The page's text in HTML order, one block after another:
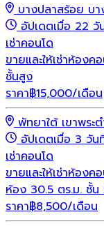
บางปลาสร้อย บ
อัปเดตเมื่อ 22 วั
เช่าคอนโด
ขายและให้เช่าห้อง
ชั้นสูง
ราคา฿15,000/เดือน
พัทยาใต้ เขาพระ
อัปเดตเมื่อ 3 วัน
เช่าคอนโด
ขายและให้เช่าห้อง
ห้อง 30.5 ตร.ม. ชั้น
ราคา฿8,500/เดือน